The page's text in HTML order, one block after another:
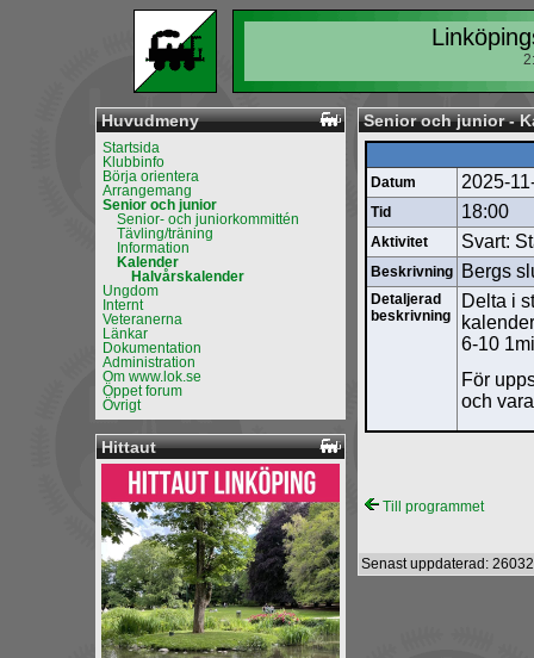
Huvudmeny
Startsida
Klubbinfo
Börja orientera
Arrangemang
Senior och junior
Senior- och juniorkommittén
Tävling/träning
Information
Kalender
Halvårskalender
Ungdom
Internt
Veteranerna
Länkar
Dokumentation
Administration
Om www.lok.se
Öppet forum
Övrigt
Hittaut
Senior och junior -
Datum 2025-
Tid 18:00
Aktivitet Svart:
Beskrivning Bergs
Detaljerad
beskrivning
Delta i
6-10
För
och
Till programmet
Senast uppdaterad: